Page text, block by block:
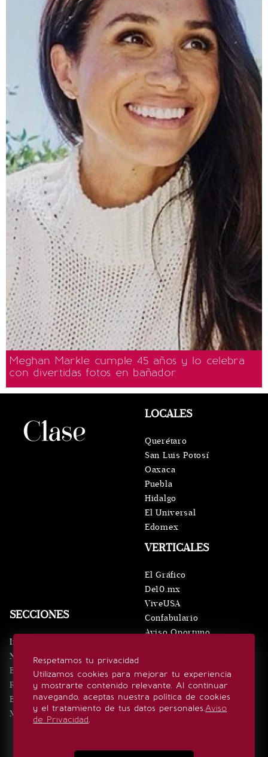
Meghan Markle cumple 45 años y lo celebra
con divertidas fotos en bañador
Respetamos tu privacidad
Utilizamos cookies para mejorar tu experiencia
y mostrarte contenido relevante. Al continuar
navegando, aceptas nuestra política de cookies
y el tratamiento de tus datos personales.Aviso
de Privacidad.
SECCIONES
Inicio
Noticias
Eventos
Realeza
Estilo de vida
Minuto x Minuto
VERTICALES
El Gráfico
De10.mx
ViveUSA
Confabulario
Aviso Oportuno
LOCALES
Querétaro
San Luis Potosí
Oaxaca
Puebla
Hidalgo
El Universal
Edomex
SÍGUENOS